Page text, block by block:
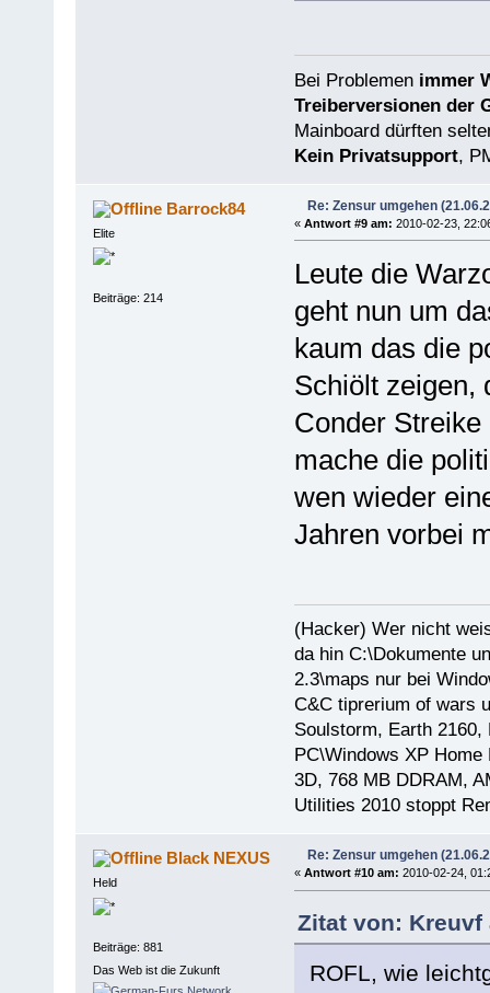
Bei Problemen immer
Treiberversionen der
Mainboard dürften
Kein Privatsupport,
Barrock84
Elite
Beiträge: 214
Re: Zensur umgehen
« Antwort #9 am: 2010-02-23,
Leute die
geht nun um
kaum das die
Schiölt zeigen,
Conder
mache die
wen wieder
Jahren vorbei
(Hacker) Wer nicht
da hin C:\Dokumente
2.3\maps nur bei
C&C tiprerium of wars
Soulstorm, Earth
PC\Windows XP
3D, 768 MB DDRAM,
Utilities 2010 stoppt
Black NEXUS
Held
Beiträge: 881
Das Web ist die Zukunft
Re: Zensur umgehen
« Antwort #10 am: 2010-02-24,
Zitat von: Kreuvf
ROFL, wie